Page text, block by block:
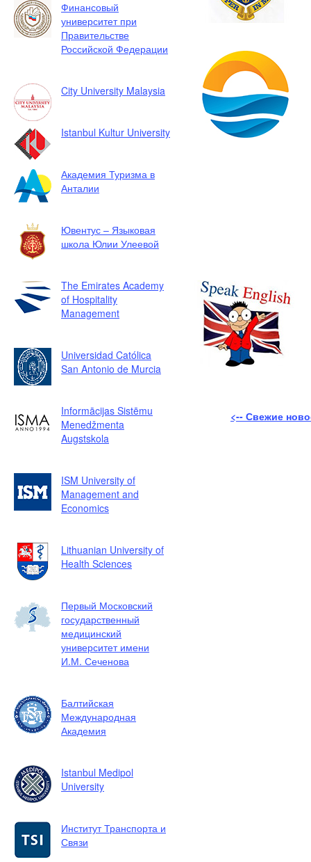
Финансовый
университет при
Правительстве
Российской Федерации
City University Malaysia
Istanbul Kultur University
Академия Туризма в
Анталии
Ювентус – Языковая
школа Юлии Улеевой
The Emirates Academy
of Hospitality
Management
Universidad Católica
San Antonio de Murcia
Informācijas Sistēmu
Menedžmenta
Augstskola
ISM University of
Management and
Economics
Lithuanian University of
Health Sciences
Первый Московский
государственный
медицинский
университет имени
И.М. Сеченова
Балтийская
Международная
Академия
Istanbul Medipol
University
Институт Транспорта и
Связи
<-- Свежие